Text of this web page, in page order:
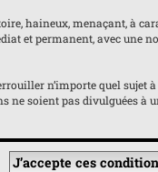
haineux, menaçant, à
permanent, avec une
n’importe quel
ne soient pas divulguées